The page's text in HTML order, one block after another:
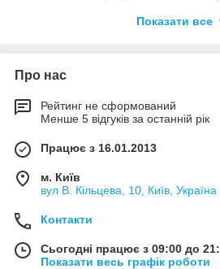
які стануть чудовим рішенням для
спроектовані з особливою турботою
для спини, знімають навантаження на
доповненням до інтер'єру дитячої
Ми гарантуємо, що всі наші крісла
високоякісних матеріалів та мають
забезпечуючи тривалий термін
експлуатації. Завдяки
для зручності використання низькими
в домашніх умовах школярами будь-
Показати все
Про нас
Рейтинг не сформований
Менше 5 відгуків за останній рік
Працює з 16.01.2013
м. Київ
вул В. Кільцева, 10, Київ, Україна
Контакти
Сьогодні працює з 09:00 до
Показати весь графік роботи